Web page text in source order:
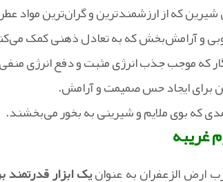
شیرین که از ارزشمندترین و گران‌ترین مواد
و آرامش‌بخش که به تعادل ذهنی کمک
که موجب جذب انرژی مثبت و دفع انرژی
برای ایجاد حس صمیمت و آرامش.
که بوی ملایم و شیرینی به بخور می‌بخشند.
غریبه
ارض الزعفران به عنوانیک ابزار